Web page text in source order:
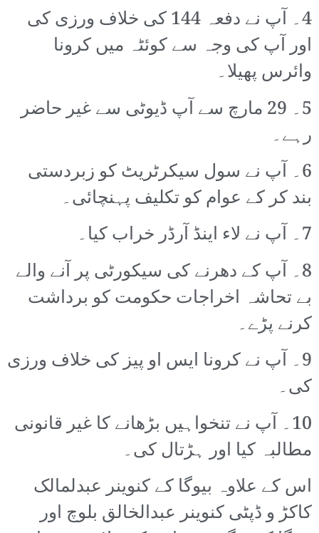
4۔ آپ نے دفعہ 144 کی خلاف ورزی کی
اور آپ کی وجہ سے کوئٹہ میں کرونا
وائرس پھیلا۔
5۔ 29 مارچ سے آپ ڈیوٹی سے غیر حاضر
رہے۔
6۔ آپ نے سول سیکرٹریٹ کو زبردستی
بند کر کے عوام کو تکلیف پہنچائی۔
7۔ آپ نے لاء اینڈ آرڈر خراب کیا۔
8۔ آپ کے دھرنے کی سیکورٹی پر آنے والے
بے تحاشہ اخراجات حکومت کو برداشت
کرنے پڑے۔
9۔ آپ نے کرونا ایس او پیز کی خلاف ورزی
کی۔
10۔ آپ نے تنخواہیں بڑھانے کا غیر قانونی
مطالبہ کیا اور ہڑتال کی۔
اس کے علاوہ بیوگا کے کنوینر عبدلمالک
کاکڑ و ڈپٹی کنوینر عبدالخالق بلوچ اور